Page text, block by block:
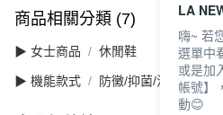
商品相關分類 (7)
▶ 女士商品 休閒鞋
▶ 機能款式 防黴/抑菌/消臭
LA
嗨~ 若
選單中
或是加
帳號】
動😊